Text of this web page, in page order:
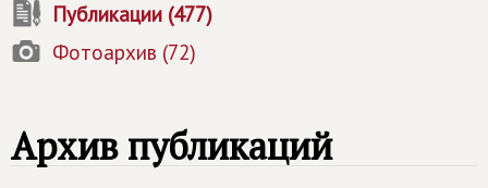
Публикации (477)
Фотоархив (72)
Архив публикаций